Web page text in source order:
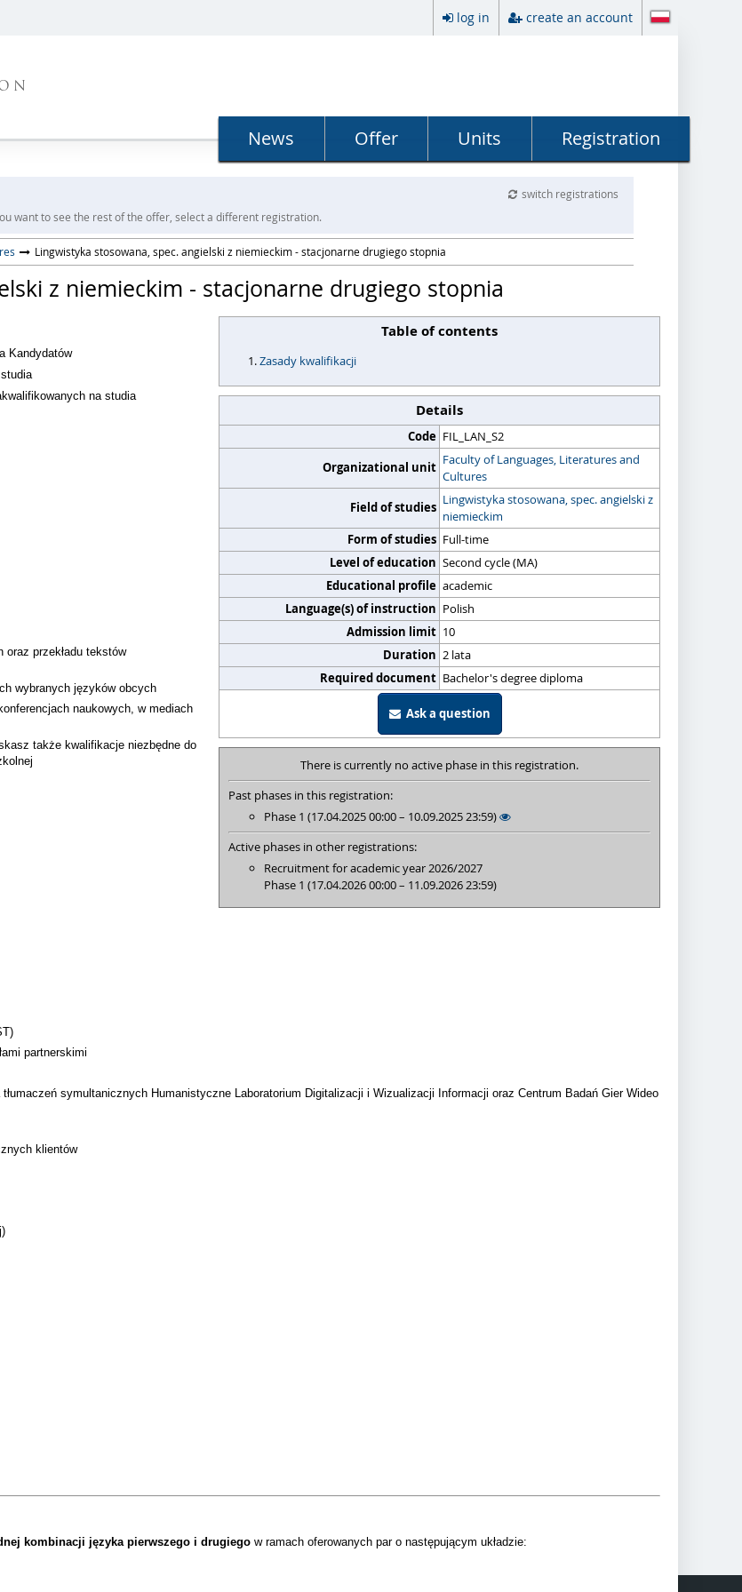
log in create an account
News Offer Units Registration
switch registrations
want to see the rest of the offer, select a different registration.
Lingwistyka stosowana, spec. angielski z niemieckim - stacjonarne drugiego stopnia
z niemieckim - stacjonarne drugiego stopnia
Table of contents
Zasady kwalifikacji
Details
Code FIL_LAN_S2
Organizational unit Faculty of Languages, Literatures and
Cultures
Field of studies Lingwistyka stosowana, spec. angielski z
niemieckim
Form of studies Full-time
Level of education Second cycle (MA)
Educational profile academic
Language(s) of instruction Polish
Admission limit 10
Duration 2 lata
Required document Bachelor's degree diploma
Ask a question
There is currently no active phase in this registration.
Past phases in this registration:
Phase 1 (17.04.2025 00:00 – 10.09.2025 23:59)
Active phases in other registrations:
Recruitment for academic year 2026/2027
Phase 1 (17.04.2026 00:00 – 11.09.2026 23:59)
Kandydatów
na studia
przekładu tekstów
wybranych języków obcych
naukowych, w mediach
także kwalifikacje niezbędne do
partnerskimi
symultanicznych Humanistyczne Laboratorium Digitalizacji i Wizualizacji Informacji oraz Centrum Badań Gier Wideo
klientów
kombinacji języka pierwszego i drugiego w ramach oferowanych par o następującym układzie: